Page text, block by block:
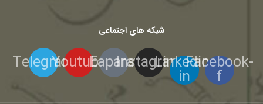
شبکه های اجتماعی
Facebook-
f
Linkedin-
in
Instagram
Eaparat
Youtube
Telegram